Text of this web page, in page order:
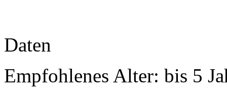
Daten
Empfohlenes Alter: bis 5